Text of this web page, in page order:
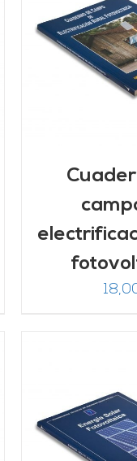
AÑADIR
AÑADIR